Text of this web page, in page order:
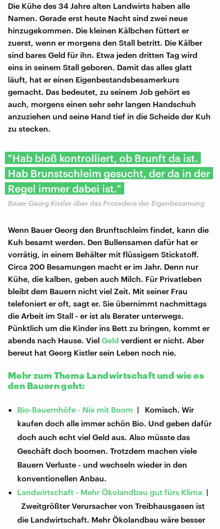
Die Kühe des 34 Jahre alten Landwirts haben alle
Namen. Gerade erst heute Nacht sind zwei neue
hinzugekommen. Die kleinen Kälbchen füttert er
zuerst, wenn er morgens den Stall betritt. Die Kälber
sind bares Geld für ihn. Etwa jeden dritten Tag wird
eins in seinem Stall geboren. Damit das alles glatt
läuft, hat er einen Eigenbestandsbesamerkurs
gemacht. Das bedeutet, zu seinem Job gehört es
auch, morgens einen sehr sehr langen Handschuh
anzuziehen und seine Hand tief in die Scheide der Kuh
zu stecken.
"Hab bloß kontrolliert, ob Brunft da ist.
Hab Brunstschleim gesucht, der da in der
Regel immer dabei ist."
Bauer Georg Kistler über das Prozedere der Eigenbesamung
Wenn Bauer Georg den Brunftschleim findet, kann die
Kuh besamt werden. Den Bullensamen dafür hat er
vorrätig, in einem Behälter mit flüssigem Stickstoff.
Circa 200 Besamungen macht er im Jahr. Denn nur
Kühe, die kalben, geben auch Milch. Für Privatleben
bleibt dem Bauern nicht viel Zeit. Mit seiner Frau
telefoniert er oft, sagt er. Sie übernimmt nachmittags
die Arbeit im Stall - er ist als Berater unterwegs.
Pünktlich um die Kinder ins Bett zu bringen, kommt er
abends nach Hause. Viel Geld verdient er nicht. Aber
bereut hat Georg Kistler sein Leben noch nie.
Mehr zum Thema Landwirtschaft und wie es
den Bauern geht:
Bio-Bauernhöfe - Nix mit Boom | Komisch. Wir
kaufen doch alle immer schön Bio. Und geben dafür
doch auch echt viel Geld aus. Also müsste das
Geschäft doch boomen. Trotzdem machen viele
Bauern Verluste - und wechseln wieder in den
konventionellen Anbau.
Landwirtschaft - Mehr Ökolandbau gut fürs Klima |
Zweitgrößter Verursacher von Treibhausgasen ist
die Landwirtschaft. Mehr Ökolandbau wäre besser